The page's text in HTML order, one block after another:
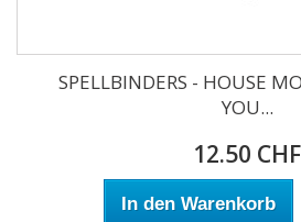
SPELLBINDERS - HOUSE
YOU...
12.50 CHF
In den Warenkorb